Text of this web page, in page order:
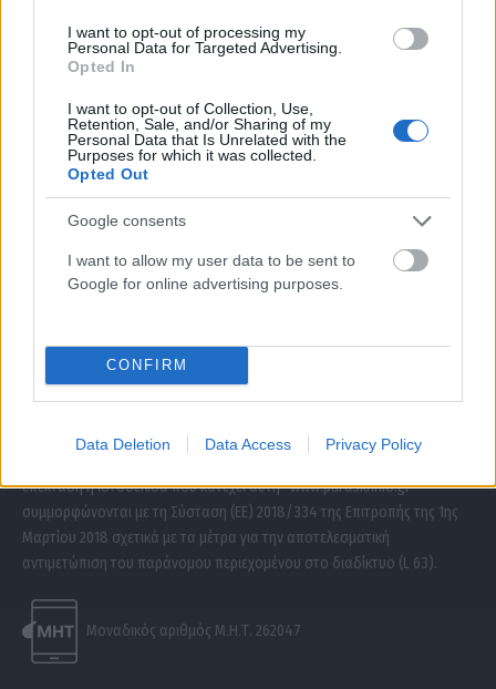
I want to opt-out of processing my
Personal Data for Targeted Advertising.
Opted In
I want to opt-out of Collection, Use,
Retention, Sale, and/or Sharing of my
Personal Data that Is Unrelated with the
Purposes for which it was collected.
Opted Out
Google consents
I want to allow my user data to be sent to
Google for online advertising purposes.
CONFIRM
Data Deletion Data Access Privacy Policy
επέκταση η ιστοσελίδα που κατέχει αυτή “www.paraskhnio.gr”
συμμορφώνονται με τη Σύσταση (ΕΕ) 2018/334 της Επιτροπής της 1ης
Μαρτίου 2018 σχετικά με τα μέτρα για την αποτελεσματική
αντιμετώπιση του παράνομου περιεχομένου στο διαδίκτυο (L 63).
Μοναδικός αριθμός Μ.Η.Τ. 262047